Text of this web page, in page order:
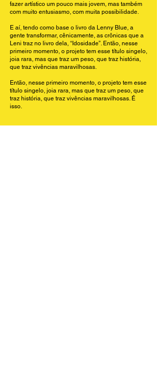
fazer artístico um pouco mais jovem, mas também
com muito entusiasmo, com muita possibilidade.
E aí, tendo como base o livro da Lenny Blue, a
gente transformar, cênicamente, as crônicas que a
Leni traz no livro dela, “Idosidade”. Então, nesse
primeiro momento, o projeto tem esse título singelo,
joia rara, mas que traz um peso, que traz história,
que traz vivências maravilhosas.
Então, nesse primeiro momento, o projeto tem esse
título singelo, joia rara, mas que traz um peso, que
traz história, que traz vivências maravilhosas. É
isso.